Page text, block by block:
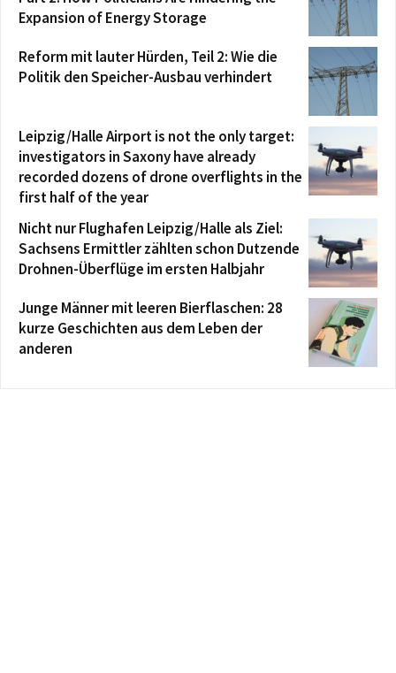
Expansion of Energy Storage
Reform mit lauter Hürden, Teil 2: Wie die
Politik den Speicher-Ausbau verhindert
Leipzig/Halle Airport is not the only target:
investigators in Saxony have already
recorded dozens of drone overflights in the
first half of the year
Nicht nur Flughafen Leipzig/Halle als Ziel:
Sachsens Ermittler zählten schon Dutzende
Drohnen-Überflüge im ersten Halbjahr
Junge Männer mit leeren Bierflaschen: 28
kurze Geschichten aus dem Leben der
anderen